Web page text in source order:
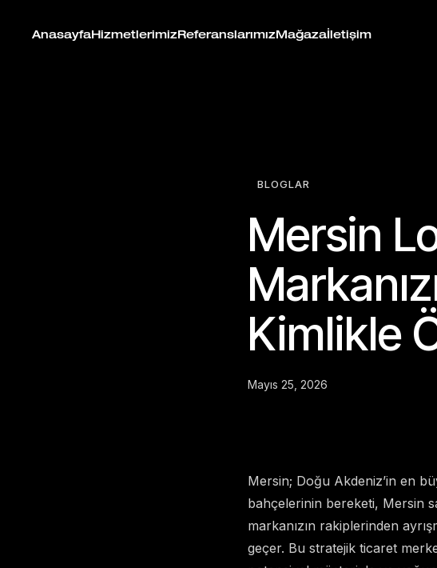
Anasayfa Hizmetlerimiz Referanslarımız Mağaza İletişim
BLOGLAR
Mersin
Kimlikle
Mayıs 25, 2026
Mersin; Doğu Akdeniz’in en
bahçelerinin bereketi, Mersin
markanızın rakiplerinden
geçer. Bu stratejik ticaret